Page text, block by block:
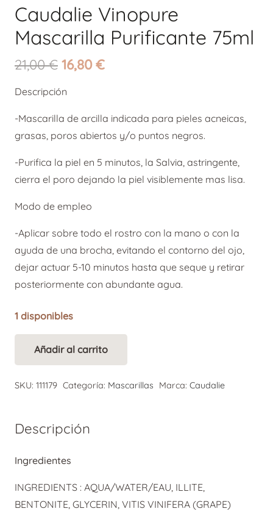
Caudalie Vinopure
Mascarilla Purificante 75ml
21,00€ El
original
era:
21,00 €.
16,80€El
es:
16,80 €.
Descripción
-Mascarilla de arcilla indicada para pieles acneicas,
grasas, poros abiertos y/o puntos negros.
-Purifica la piel en 5 minutos, la Salvia, astringente,
cierra el poro dejando la piel visiblemente mas lisa.
Modo de empleo
-Aplicar sobre todo el rostro con la mano o con la
ayuda de una brocha, evitando el contorno del ojo,
dejar actuar 5-10 minutos hasta que seque y retirar
posteriormente con abundante agua.
1 disponibles
Mascarilla
75ml
Añadir al carrito
SKU: 111179 Categoría: Mascarillas Marca: Caudalie
Descripción
Ingredientes
INGREDIENTS : AQUA/WATER/EAU, ILLITE,
BENTONITE, GLYCERIN, VITIS VINIFERA (GRAPE)